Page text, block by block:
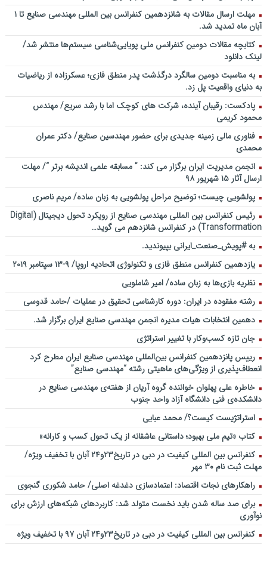
مهلت ارسال مقالات به شانزدهمین کنفرانس بین المللی مهندسی صنایع تا ۱
آبان ماه تمدید شد.
کتابچه مقالات دومین کنفرانس ملی پویایی‌شناسی سیستم‌ها منتشر شد/
لینک دانلود
به مناسبت دومین سالگرد درگذشت پدر منطق فازی؛ عسکرزاده از ریاضیات
به دنیای واقعیت پل زد.
پادکست: رقیبان آینده، شرکت های کوچک اما با رشد سریع/ مهندس
محمود کریمی
فناوری مالی زمینه جدیدی برای حضور مهندسین صنایع/ دکتر عمران
محمدی
انجمن مدیریت ایران برگزار می کند: ” مسابقه علمی اندیشه برتر “/ مهلت
ارسال آثار ۱۵ شهریور ۹۸
پولشویی چیست؛ توضیح مراحل پولشویی به زبان ساده/ مریم ناصری
رئیس کنفرانس بین المللی مهندسی صنایع از رویکرد تحول دیجیتال (Digital
Transformation) در کنفرانس شانزدهم می گوید…
به #پویش_صنعت_ایرانی بپیوندید.
یازدهمین کنفرانس منطق فازی و تکنولوژی اتحادیه اروپا/ ۹-۱۳ سپتامبر ۲۰۱۹
نظریه بازی‌ها به زبان ساده/ امیر شاملویی
رشته مفقوده در ایران: دوره کارشناسی تحقیق در عملیات /حامد قدوسی
دهمین انتخابات هیات مدیره انجمن مهندسی صنایع ایران برگزار شد.
جان تازه کسب‌وکار با تغییر استراتژی
رییس پانزدهمین کنفرانس بین‌المللی مهندسی صنایع ایران مطرح کرد
انعطاف‌پذیری از ویژگی‌های ماهیتی رشته “مهندسی صنایع”
خاطره علی پهلوان خواننده گروه آریان از هفته‌ی مهندسی صنایع در
دانشکده‌ی فنی دانشگاه آزاد واحد جنوب
استراتژیست کیست؟‬/ محمد عبایی
کتاب «تیم ملی بهبود؛ داستانی عاشقانه از یک تحول کسب و کارانه»
کنفرانس بین المللی کیفیت در دبی در تاریخ۲۳و۲۴ آبان با تخفیف ویژه/
مهلت ثبت نام ۳۰ مهر
راهکارهای نجات اقتصاد: اعتمادسازی دغدغه اصلی/ حامد شکوری گنجوی
برای صد ساله شدن باید نخست متولد شد: کاربردهای شبکه‌های ارزش برای
نوآوری
کنفرانس بین المللی کیفیت در دبی در تاریخ۲۳و۲۴ آبان ۹۷ با تخفیف ویژه